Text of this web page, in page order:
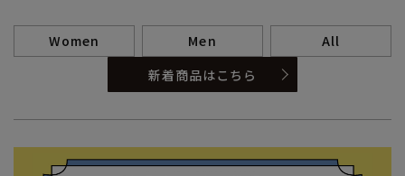
Women Men All
新着商品はこちら